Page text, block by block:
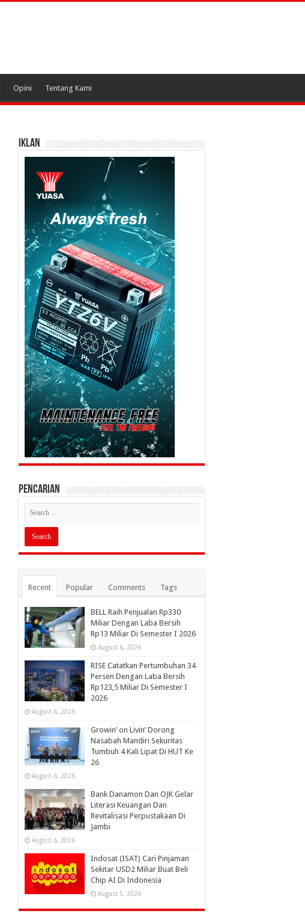
Opini Tentang Kami
IKLAN
PENCARIAN
Recent Popular Comments Tags
BELL Raih Penjualan Rp330
Miliar Dengan Laba Bersih
Rp13 Miliar Di Semester I 2026
August 6, 2026
RISE Catatkan Pertumbuhan 34
Persen Dengan Laba Bersih
Rp123,5 Miliar Di Semester I
2026
August 6, 2026
Growin’ on Livin’ Dorong
Nasabah Mandiri Sekuritas
Tumbuh 4 Kali Lipat Di HUT Ke
26
August 6, 2026
Bank Danamon Dan OJK Gelar
Literasi Keuangan Dan
Revitalisasi Perpustakaan Di
Jambi
August 6, 2026
Indosat (ISAT) Cari Pinjaman
Sekitar USD2 Miliar Buat Beli
Chip AI Di Indonesia
August 5, 2026